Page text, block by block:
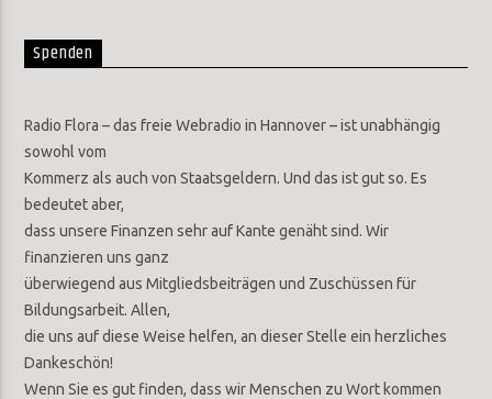
Spenden
Radio Flora – das freie Webradio in Hannover – ist unabhängig
sowohl vom
Kommerz als auch von Staatsgeldern. Und das ist gut so. Es
bedeutet aber,
dass unsere Finanzen sehr auf Kante genäht sind. Wir
finanzieren uns ganz
überwiegend aus Mitgliedsbeiträgen und Zuschüssen für
Bildungsarbeit. Allen,
die uns auf diese Weise helfen, an dieser Stelle ein herzliches
Dankeschön!
Wenn Sie es gut finden, dass wir Menschen zu Wort kommen